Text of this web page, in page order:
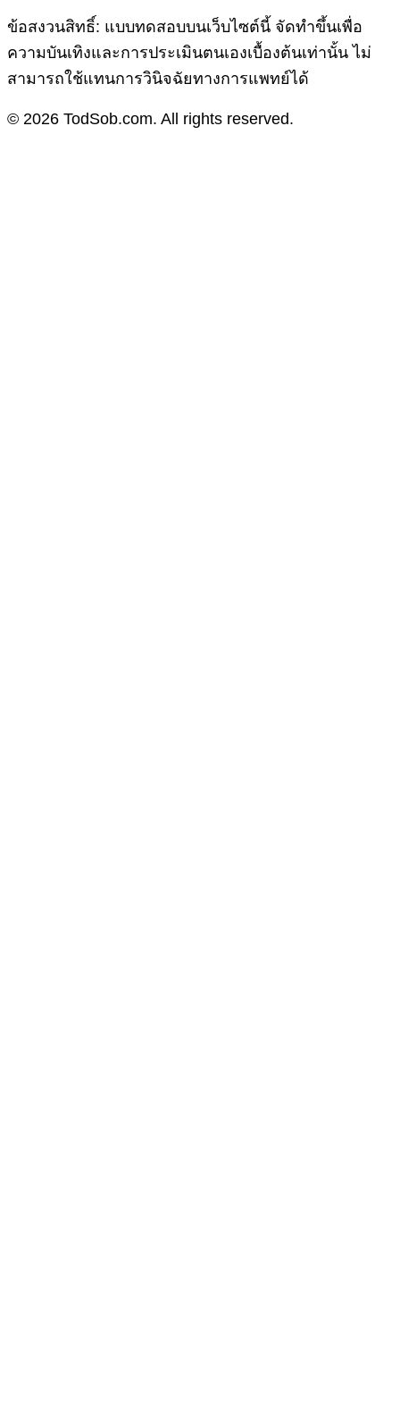
ข้อสงวนสิทธิ์: แบบทดสอบบนเว็บไซต์นี้ จัดทำขึ้นเพื่อ
ความบันเทิงและการประเมินตนเองเบื้องต้นเท่านั้น ไม่
สามารถใช้แทนการวินิจฉัยทางการแพทย์ได้
© 2026 TodSob.com. All rights reserved.